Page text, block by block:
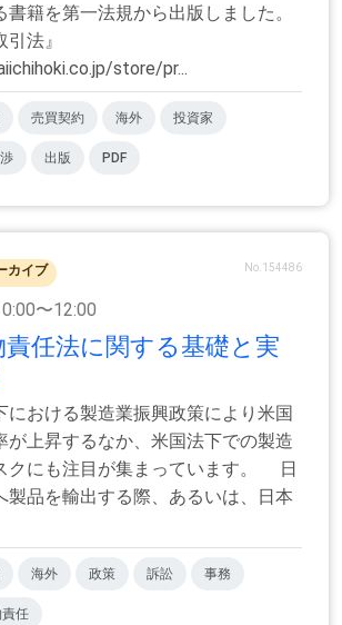
書籍を第一法規から出版しました。
引法』
store/pr...
売買契約 海外 投資家
出版 PDF
カイブ No.154486
〜12:00
責任法に関する基礎と実
における製造業振興政策により米国
が上昇するなか、米国法下での製造
クにも注目が集まっています。 日
製品を輸出する際、あるいは、日本
海外 政策 訴訟 事務
任